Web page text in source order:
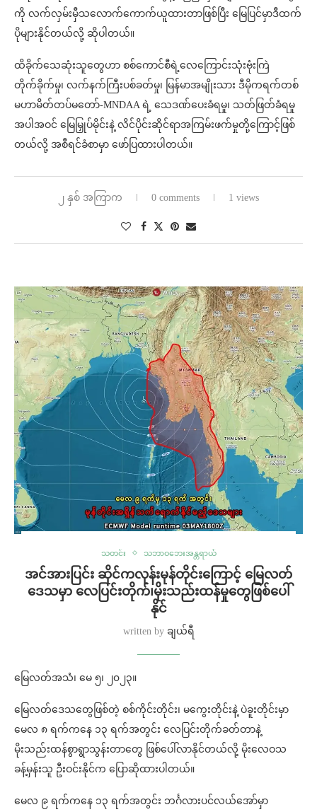
ကို လက်လှမ်းမှီသလောက်ကောက်ယူထားတာဖြစ်ပြီး မြေပြင်မှာဒီထက်
ပိုများနိုင်တယ်လို့ ဆိုပါတယ်။
ထိခိုက်သေဆုံးသူတွေဟာ စစ်ကောင်စီရဲ့လေကြောင်းသုံးဗုံးကြဲ
တိုက်ခိုက်မှု၊ လက်နက်ကြီးပစ်ခတ်မှု၊ မြန်မာအမျိုးသား ဒီမိုကရက်တစ်
မဟာမိတ်တပ်မတော်-MNDAA ရဲ့ သေဒဏ်ပေးခံရမှု၊ သတ်ဖြတ်ခံရမှု
အပါအဝင် မြေမြှုပ်မိုင်းနဲ့ လိင်ပိုင်းဆိုင်ရာအကြမ်းဖက်မှုတို့ကြောင့်ဖြစ်
တယ်လို့ အစီရင်ခံစာမှာ ဖော်ပြထားပါတယ်။
၂ နှစ် အကြာက 0 comments 1 views
သတင်း သဘာဝဘေးအန္တရာယ်
အင်အားပြင်း ဆိုင်ကလုန်းမုန်တိုင်းကြောင့် မြေလတ်
ဒေသမှာ လေပြင်းတိုက်၊မိုးသည်းထန်မှုတွေဖြစ်ပေါ်
နိုင်
written by ချယ်ရီ
မြေလတ်အသံ၊ မေ ၅၊ ၂၀၂၃။
မြေလတ်ဒေသတွေဖြစ်တဲ့ စစ်ကိုင်းတိုင်း၊ မကွေးတိုင်းနဲ့ ပဲခူးတိုင်းမှာ
မေလ ၈ ရက်ကနေ ၁၃ ရက်အတွင်း လေပြင်းတိုက်ခတ်တာနဲ့
မိုးသည်းထန်စွာရွာသွန်းတာတွေ ဖြစ်ပေါ်လာနိုင်တယ်လို့ မိုးလေဝသ
ခန့်မှန်းသူ ဦးဝင်းနိုင်က ပြောဆိုထားပါတယ်။
မေလ ၉ ရက်ကနေ ၁၃ ရက်အတွင်း ဘင်္ဂလားပင်လယ်အော်မှာ